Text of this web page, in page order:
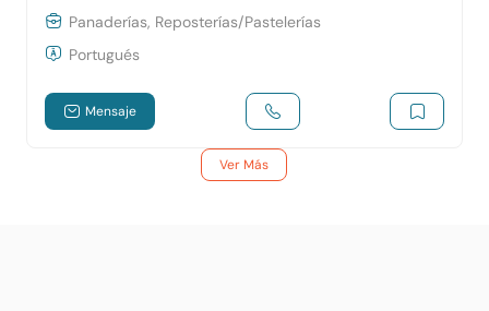
Panaderías, Reposterías/Pastelerías
Portugués
Mensaje
Ver Más